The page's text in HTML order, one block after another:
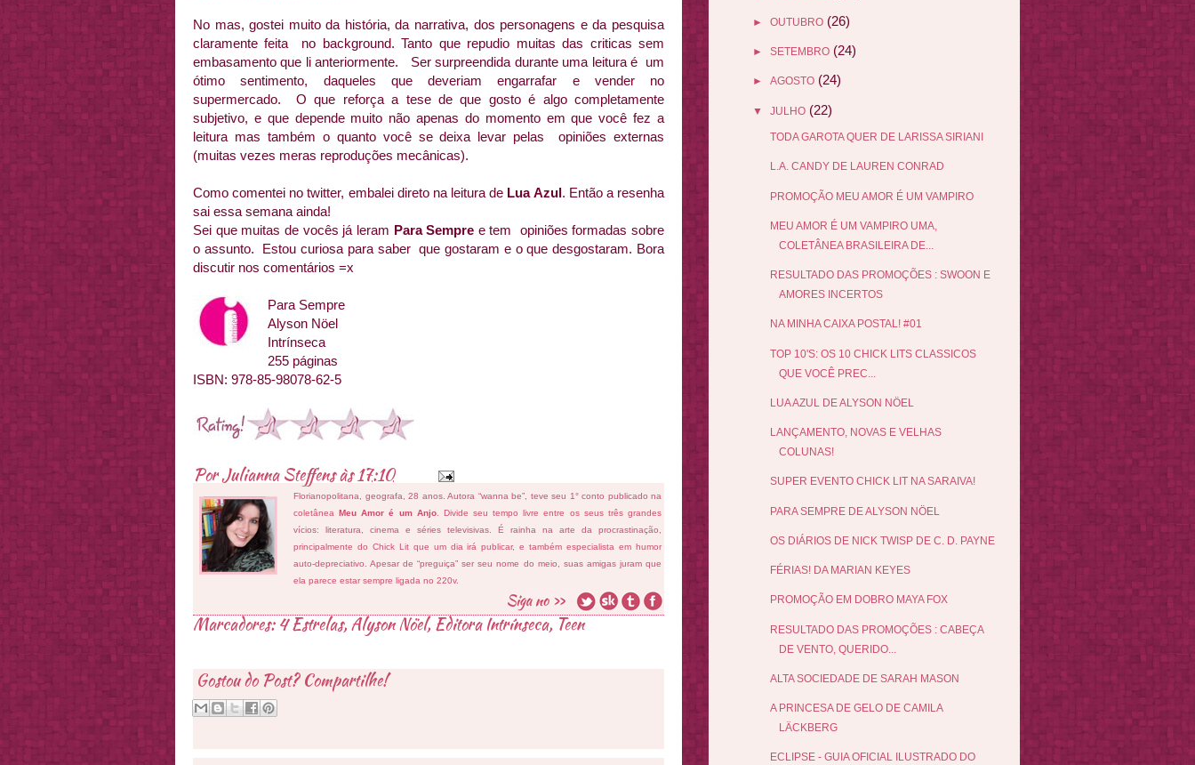
No mas, gostei muito da história, da narrativa, dos personagens e da pesquisa
claramente feita no background. Tanto que repudio muitas das criticas sem
embasamento que li anteriormente. Ser surpreendida durante uma leitura é um
ótimo sentimento, daqueles que deveriam engarrafar e vender no
supermercado. O que reforça a tese de que gosto é algo completamente
subjetivo, e que depende muito não apenas do momento em que você fez a
leitura mas também o quanto você se deixa levar pelas opiniões externas
(muitas vezes meras reproduções mecânicas).
Como comentei no twitter, embalei direto na leitura de Lua Azul. Então a resenha
sai essa semana ainda!
Sei que muitas de vocês já leram Para Sempre e tem opiniões formadas sobre
o assunto. Estou curiosa para saber que gostaram e o que desgostaram. Bora
discutir nos comentários =x
Para Sempre
Alyson Nöel
Intrínseca
255 páginas
ISBN: 978-85-98078-62-5
PorJulianna Steffensàs17:10
Florianopolitana, geografa, 28 anos. Autora “wanna be”, teve seu 1° conto publicado na
coletâneaMeu Amor é um Anjo. Divide seu tempo livre entre os seus três grandes
vícios: literatura, cinema e séries televisivas. É rainha na arte da procrastinação,
principalmente do Chick Lit que um dia irá publicar, e também especialista em humor
auto-depreciativo. Apesar de “preguiça” ser seu nome do meio, suas amigas juram que
ela parece estar sempre ligada no 220v.
Marcadores:4 Estrelas,Alyson Nöel,Editora Intrínseca, Teen
Gostou do Post? Compartilhe!
► OUTUBRO (26)
► SETEMBRO (24)
► AGOSTO (24)
▼ JULHO (22)
TODA GAROTA QUER DE LARISSA SIRIANI
L.A. CANDY DE LAUREN CONRAD
PROMOÇÃO MEU AMOR É UM VAMPIRO
MEU AMOR É UM VAMPIRO UMA,
COLETÂNEA BRASILEIRA DE...
RESULTADO DAS PROMOÇÕES : SWOON E
AMORES INCERTOS
NA MINHA CAIXA POSTAL! #01
TOP 10'S: OS 10 CHICK LITS CLASSICOS
QUE VOCÊ PREC...
LUA AZUL DE ALYSON NÖEL
LANÇAMENTO, NOVAS E VELHAS
COLUNAS!
SUPER EVENTO CHICK LIT NA SARAIVA!
PARA SEMPRE DE ALYSON NÖEL
OS DIÁRIOS DE NICK TWISP DE C. D. PAYNE
FÉRIAS! DA MARIAN KEYES
PROMOÇÃO EM DOBRO MAYA FOX
RESULTADO DAS PROMOÇÕES : CABEÇA
DE VENTO, QUERIDO...
ALTA SOCIEDADE DE SARAH MASON
A PRINCESA DE GELO DE CAMILA
LÄCKBERG
ECLIPSE - GUIA OFICIAL ILUSTRADO DO